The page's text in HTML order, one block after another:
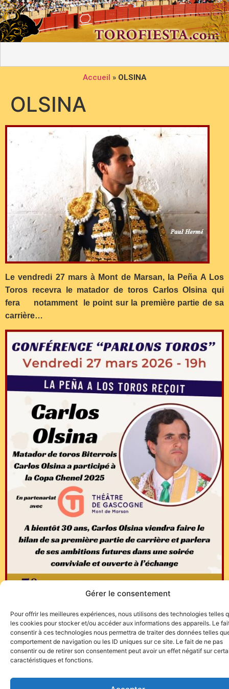
Gérer le consentement
Pour offrir les meilleures expériences, nous utilisons des technologies telles
les cookies pour stocker et/ou accéder aux informations des appareils. Le
consentir à ces technologies nous permettra de traiter des données telles
comportement de navigation ou les ID uniques sur ce site. Le fait de ne pas
consentir ou de retirer son consentement peut avoir un effet négatif sur
caractéristiques et fonctions.
Accueil » OLSINA
OLSINA
Le vendredi 27 mars à Mont de Marsan, la Peña A Los
Toros recevra le matador de toros Carlos Olsina qui
fera notamment le point sur la première partie de sa
carrière…
Site de l'association TOROFIESTA